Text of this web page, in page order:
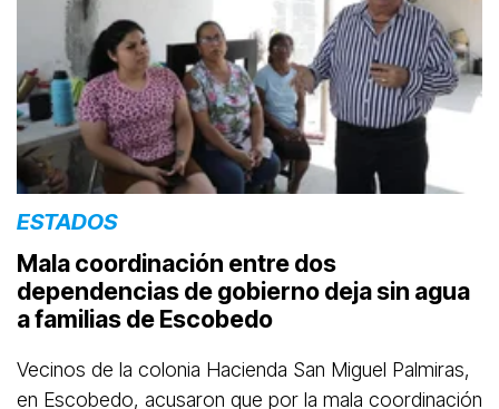
ESTADOS
Mala coordinación entre dos
dependencias de gobierno deja sin agua
a familias de Escobedo
Vecinos de la colonia Hacienda San Miguel Palmiras,
en Escobedo, acusaron que por la mala coordinación